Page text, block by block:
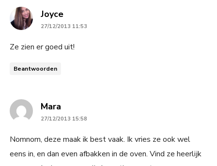
Joycesays:
27/12/2013 11:53
Ze zien er goed uit!
Beantwoorden
Mara
27/12/2013 15:58
Nomnom, deze maak ik best vaak. Ik vries ze ook wel
eens in, en dan even afbakken in de oven. Vind ze heerlijk